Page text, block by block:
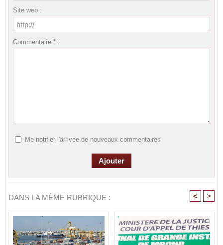
Site web :
Commentaire * :
Me notifier l'arrivée de nouveaux commentaires
DANS LA MÊME RUBRIQUE : < >